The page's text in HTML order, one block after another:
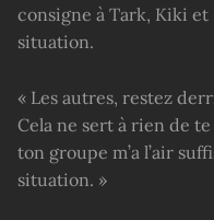
consigne à Tark, Kiki et
situation.
« Les autres, restez
Cela ne sert à rien de
ton groupe m’a l’air
situation. »